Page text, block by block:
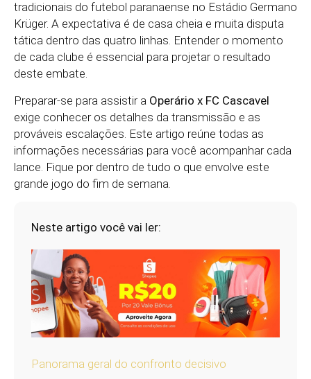
tradicionais do futebol paranaense no Estádio Germano
Krüger. A expectativa é de casa cheia e muita disputa
tática dentro das quatro linhas. Entender o momento
de cada clube é essencial para projetar o resultado
deste embate.
Preparar-se para assistir a Operário x FC Cascavel
exige conhecer os detalhes da transmissão e as
prováveis escalações. Este artigo reúne todas as
informações necessárias para você acompanhar cada
lance. Fique por dentro de tudo o que envolve este
grande jogo do fim de semana.
Neste artigo você vai ler:
Panorama geral do confronto decisivo